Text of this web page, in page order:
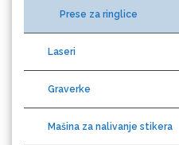
Prese za ringlice
Laseri
Graverke
Mašina za nalivanje stikera